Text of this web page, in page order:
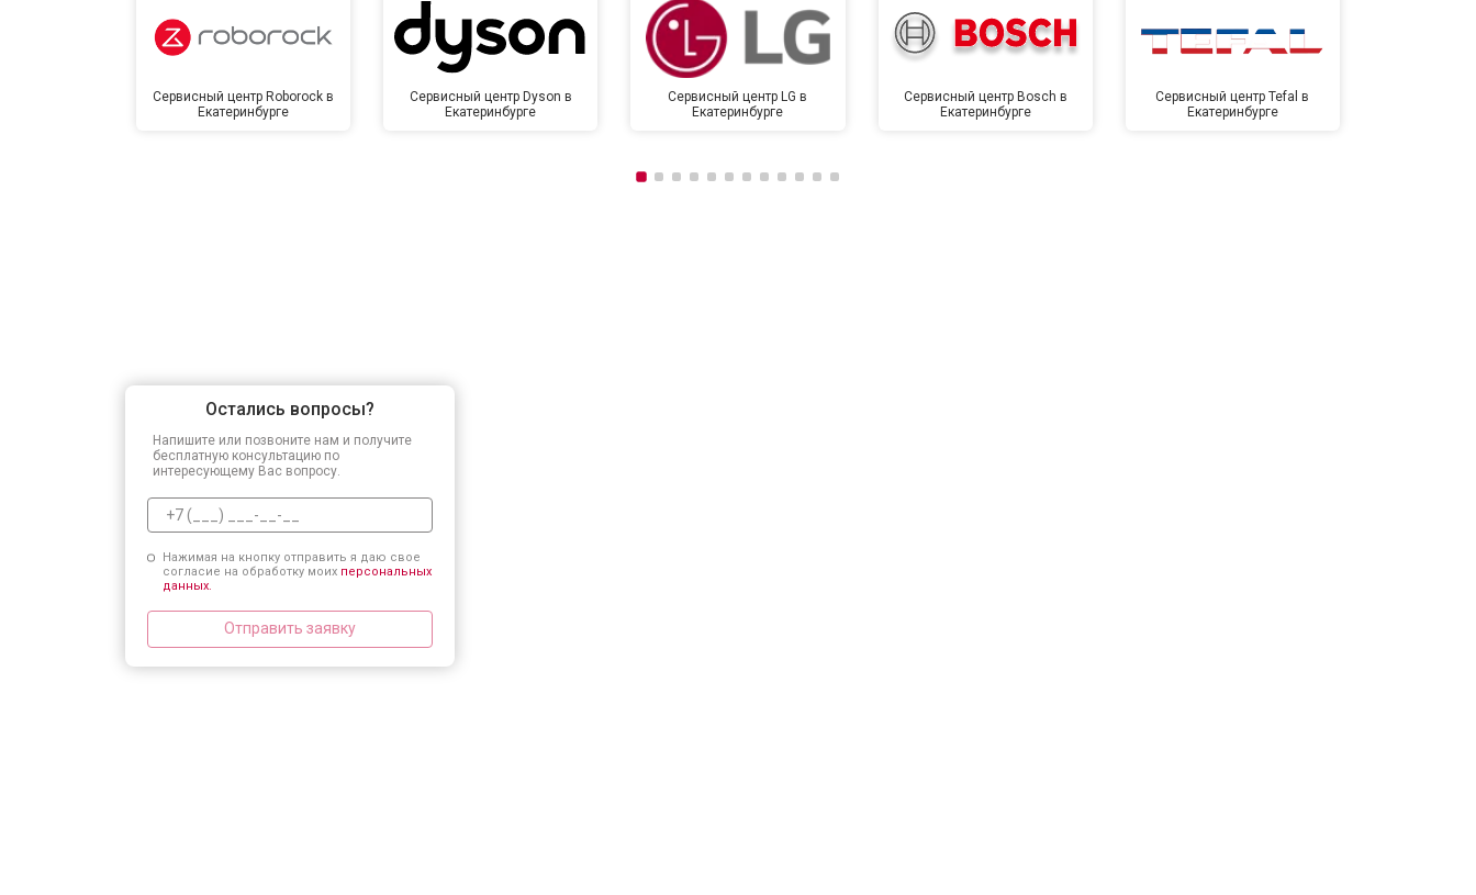
Сервисный центр Roborock в
Екатеринбурге
Сервисный центр Dyson в
Екатеринбурге
Сервисный центр LG в
Екатеринбурге
Сервисный центр Bosch в
Екатеринбурге
Сервисный центр Tefal в
Екатеринбурге
Остались вопросы?
Напишите или позвоните нам и получите
бесплатную консультацию по
интересующему Вас вопросу.
Нажимая на кнопку отправить я даю свое
согласие на обработку моих персональных
данных.
Отправить заявку